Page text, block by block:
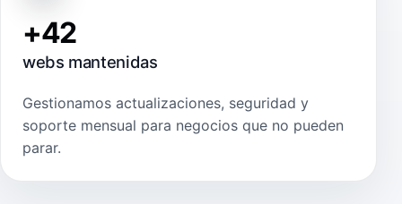
+42
webs mantenidas
Gestionamos actualizaciones, seguridad y
soporte mensual para negocios que no pueden
parar.